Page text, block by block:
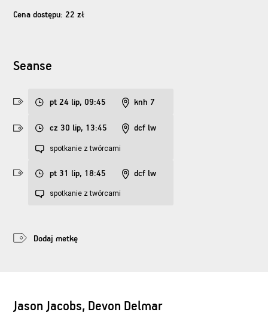
Cena dostępu: 22 zł
Seanse
pt 24 lip, 09:45 knh 7
cz 30 lip, 13:45 dcf lw
spotkanie z twórcami
pt 31 lip, 18:45 dcf lw
spotkanie z twórcami
Dodaj metkę
Jason Jacobs, Devon Delmar